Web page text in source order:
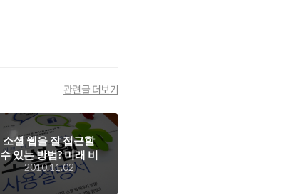
관련글 더보기
소셜 웹을 잘 접근할
수 있는 방법? 미래 비
지니스 키워드! 소셜
웹 사용설명서
2010.11.02